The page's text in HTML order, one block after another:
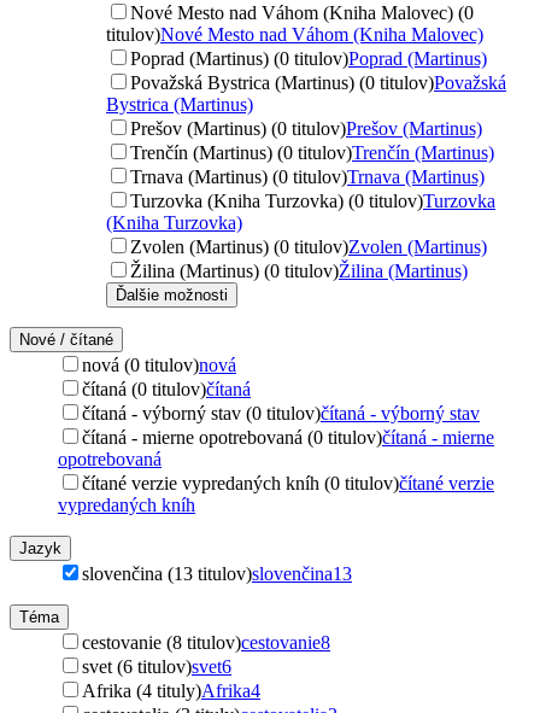
Nové Mesto nad Váhom (Kniha Malovec) (0
titulov)Nové Mesto nad Váhom (Kniha Malovec)
Poprad (Martinus) (0 titulov)Poprad (Martinus)
Považská Bystrica (Martinus) (0 titulov)Považská
Bystrica (Martinus)
Prešov (Martinus) (0 titulov)Prešov (Martinus)
Trenčín (Martinus) (0 titulov)Trenčín (Martinus)
Trnava (Martinus) (0 titulov)Trnava (Martinus)
Turzovka (Kniha Turzovka) (0 titulov)Turzovka
(Kniha Turzovka)
Zvolen (Martinus) (0 titulov)Zvolen (Martinus)
Žilina (Martinus) (0 titulov)Žilina (Martinus)
Ďalšie možnosti
Nové / čítané
nová (0 titulov)nová
čítaná (0 titulov)čítaná
čítaná - výborný stav (0 titulov)čítaná - výborný stav
čítaná - mierne opotrebovaná (0 titulov)čítaná - mierne
opotrebovaná
čítané verzie vypredaných kníh (0 titulov)čítané verzie
vypredaných kníh
Jazyk
slovenčina (13 titulov)slovenčina13
Téma
cestovanie (8 titulov)cestovanie8
svet (6 titulov)svet6
Afrika (4 tituly)Afrika4